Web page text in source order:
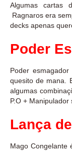
Algumas cartas
Ragnaros era
decks apenas
Poder
Poder
quesito de mana.
algumas
P.O + Manipulador
Lança
Mago Congelante